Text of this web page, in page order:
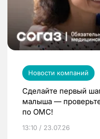
Новости компаний
Сделайте первый
малыша —
по ОМС!
13:10 / 23.07.26